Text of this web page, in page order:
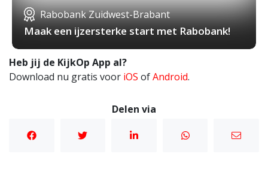
Rabobank Zuidwest-Brabant
Maak een ijzersterke start met Rabobank!
Heb jij de KijkOp App al?
Download nu gratis voor iOS ofAndroid.
Delen via